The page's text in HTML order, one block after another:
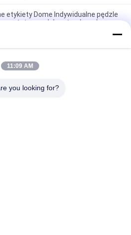
etykiety Dome Indywidualne pędzle
syntetyczne lub naturalne włosy
XGF Goat Hair Stożkowy
naturalnym hebanowym uchwytem
pędzle do makijażu / buforowe
11:09 AM
you looking for?